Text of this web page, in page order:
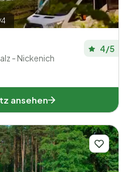
4
- Nickenich
4/5
ansehen